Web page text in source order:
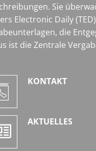
Sie
Electronic Daily
die
ist die Zentrale
KONTAKT
AKTUELLES